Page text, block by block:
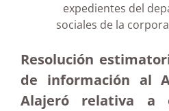
expedientes del
sociales de la
Resolución
de información al
Alajeró relativa a